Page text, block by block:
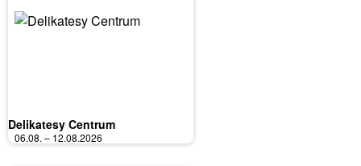
Delikatesy Centrum
06.08. – 12.08.2026